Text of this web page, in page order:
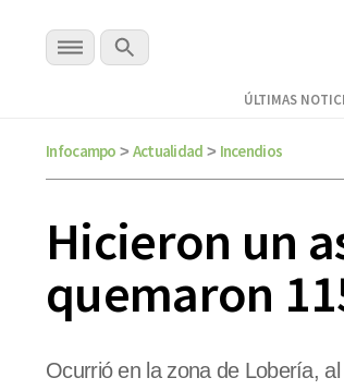
ÚLTIMAS
Infocampo > Actualidad > Incendios
Hicieron un
quemaron
Ocurrió en la zona de Lobería,